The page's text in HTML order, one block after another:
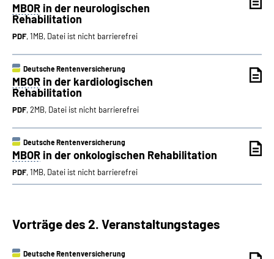
MBOR in der neurologischen
Rehabilitation
PDF, 1MB, Datei ist nicht barrierefrei
Deutsche Rentenversicherung
MBOR in der kardiologischen
Rehabilitation
PDF, 2MB, Datei ist nicht barrierefrei
Deutsche Rentenversicherung
MBOR in der onkologischen Rehabilitation
PDF, 1MB, Datei ist nicht barrierefrei
Vorträge des 2. Veranstaltungstages
Deutsche Rentenversicherung